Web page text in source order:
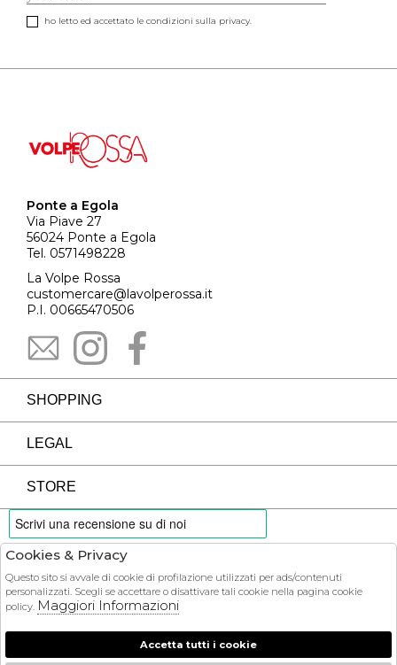
ho letto ed accettato le condizioni sulla privacy.
Ponte a Egola
Via Piave 27
56024 Ponte a Egola
Tel. 0571498228
La Volpe Rossa
customercare@lavolperossa.it
P.I. 00665470506
SHOPPING
LEGAL
STORE
PAYMENTS
COURIER
Cookies & Privacy
Questo sito si avvale di cookie di profilazione utilizzati per ads/contenuti
personalizzati. Scegli se accettare o disattivare tali cookie nella pagina cookie
policy. Maggiori Informazioni
Accetta tutti i cookie